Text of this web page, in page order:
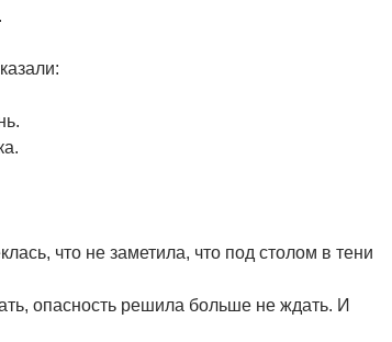
что не заметила, что под столом в тени
опасность решила больше не ждать. И